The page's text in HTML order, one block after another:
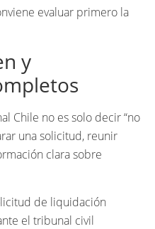
evaluar primero la
y
Chile no es solo decir “no
una solicitud, reunir
clara sobre
de liquidación
el tribunal civil